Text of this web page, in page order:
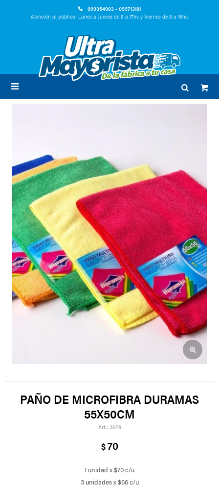
099354903 - 099713181
Atención al público: Lunes a Jueves de 8 a 17hs y Viernes de 8 a 16hs.

PAÑO DE MICROFIBRA DURAMAS
55X50CM
3629
$70
1 unidad x $70 c/u
3 unidades x $66 c/u